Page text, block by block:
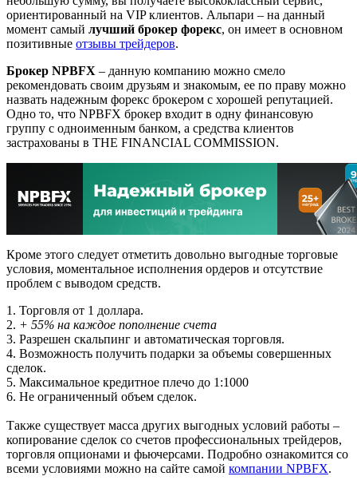
ориентированный на VIP клиентов. Альпари – на данный
момент самый лучший брокер форекс, он имеет в основном
позитивные отзывы трейдеров.
Брокер NPBFX – данную компанию можно смело
рекомендовать своим друзьям и знакомым, ее по праву можно
назвать надежным форекс брокером с хорошей репутацией.
Одно то, что NPBFX брокер входит в одну финансовую
группу с одноименным банком, а средства клиентов
застрахованы в THE FINANCIAL COMMISSION.
Кроме этого следует отметить довольно выгодные торговые
условия, моментальное исполнения ордеров и отсутствие
проблем с выводом средств.
1. Торговля от 1 доллара.
2. + 55% на каждое пополнение счета
3. Разрешен скальпинг и автоматическая торговля.
4. Возможность получить подарки за объемы совершенных
сделок.
5. Максимальное кредитное плечо до 1:1000
6. Не ограниченный объем сделок.
Также существует масса других выгодных условий работы –
копирование сделок со счетов профессиональных трейдеров,
торговля опционами и фьючерсами. Подробно ознакомится со
всеми условиями можно на сайте самой компании NPBFX.